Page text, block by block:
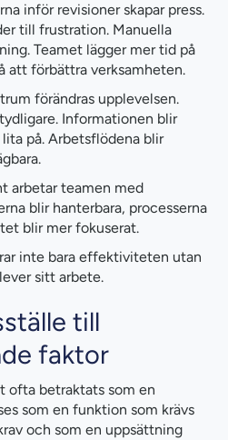
inför revisioner skapar press.
till frustration. Manuella
Teamet lägger mer tid på
att förbättra verksamheten.
förändras upplevelsen.
Informationen blir
på. Arbetsflödena blir
arbetar teamen med
blir hanterbara, processerna
blir mer fokuserat.
inte bara effektiviteten utan
sitt arbete.
till
faktor
ofta betraktats som en
som en funktion som krävs
och som en uppsättning